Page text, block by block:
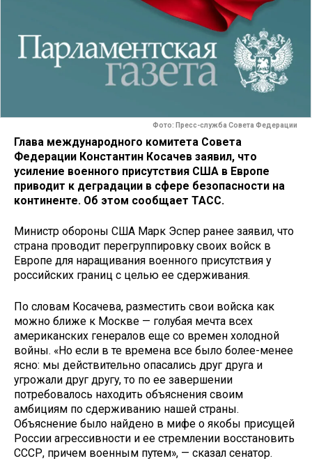
Фото: Пресс-служба Совета Федерации
Глава международного комитета Совета
Федерации Константин Косачев заявил, что
усиление военного присутствия США в Европе
приводит к деградации в сфере безопасности на
континенте. Об этом сообщает ТАСС.
Министр обороны США Марк Эспер ранее заявил, что
страна проводит перегруппировку своих войск в
Европе для наращивания военного присутствия у
российских границ с целью ее сдерживания.
По словам Косачева, разместить свои войска как
можно ближе к Москве — голубая мечта всех
американских генералов еще со времен холодной
войны. «Но если в те времена все было более-менее
ясно: мы действительно опасались друг друга и
угрожали друг другу, то по ее завершении
потребовалось находить объяснения своим
амбициям по сдерживанию нашей страны.
Объяснение было найдено в мифе о якобы присущей
России агрессивности и ее стремлении восстановить
СССР, причем военным путем», — сказал сенатор.